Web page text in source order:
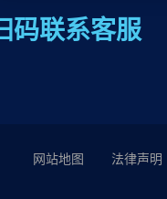
码联系客服
法律声明
网站地图